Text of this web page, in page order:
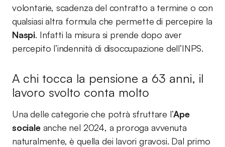
volontarie, scadenza del contratto a termine o con
qualsiasi altra formula che permette di percepire la
Naspi. Infatti la misura si prende dopo aver
percepito l’indennità di disoccupazione dell’INPS.
A chi tocca la pensione a 63 anni, il
lavoro svolto conta molto
Una delle categorie che potrà sfruttare l’Ape
sociale anche nel 2024, a proroga avvenuta
naturalmente, è quella dei lavori gravosi. Dal primo